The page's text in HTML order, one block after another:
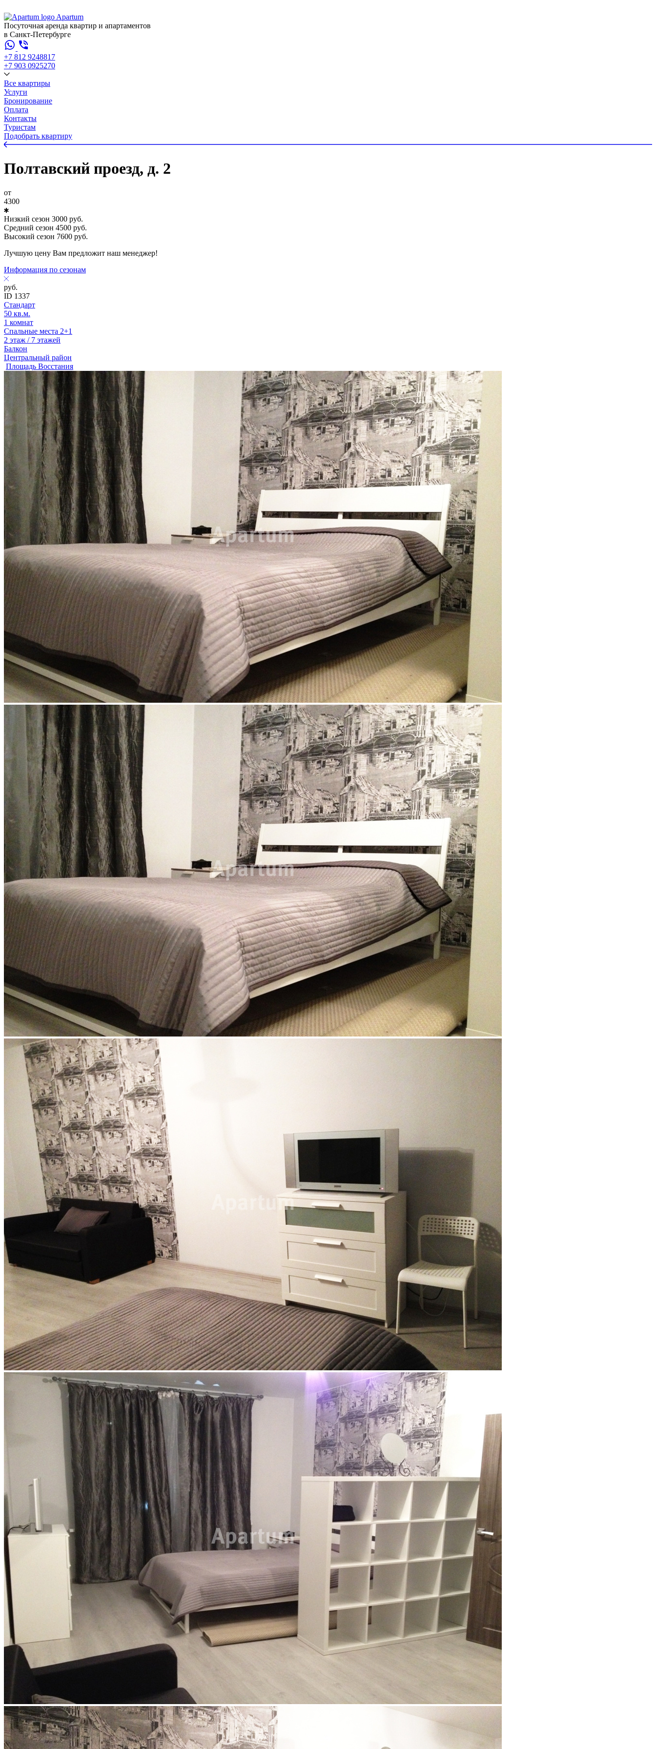
Apartum
Посуточная аренда квартир и апартаментов
в Санкт-Петербурге
+7 812 9248817
+7 903 0925270
Все квартиры
Услуги
Бронирование
Оплата
Контакты
Туристам
Подобрать квартиру
Полтавский проезд, д. 2
от
4300
Низкий сезон 3000 руб.
Средний сезон 4500 руб.
Высокий сезон 7600 руб.
Лучшую цену Вам предложит наш менеджер!
Информация по сезонам
руб.
ID 1337
Стандарт
50 кв.м.
1 комнат
Спальные места 2+1
2 этаж / 7 этажей
Балкон
Центральный район
Площадь Восстания